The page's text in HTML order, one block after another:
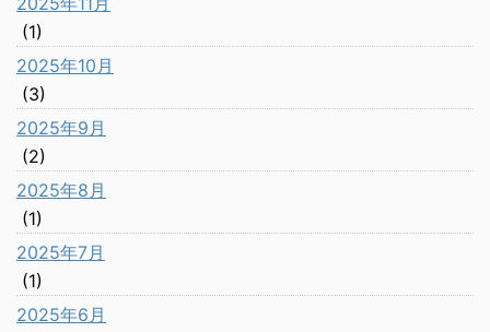
(1)
2025年10月
(3)
2025年9月
(2)
2025年8月
(1)
2025年7月
(1)
2025年6月